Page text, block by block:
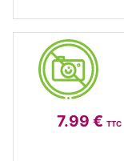
7.99 € TTC